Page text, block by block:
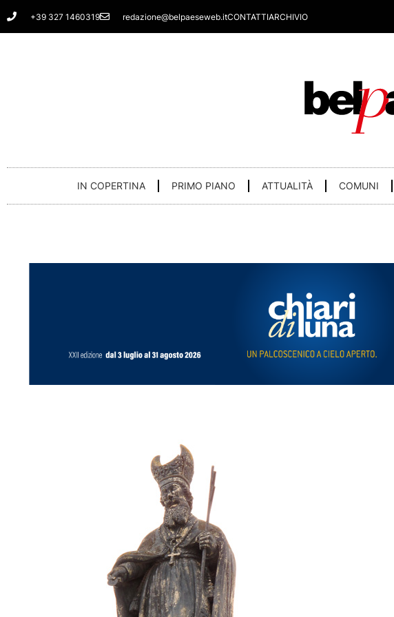
Vai
al
+39 327 1460319 redazione@belpaeseweb.itCONTATTIARCHIVIO
IN COPERTINA PRIMO PIANO ATTUALITÀ COMUNI